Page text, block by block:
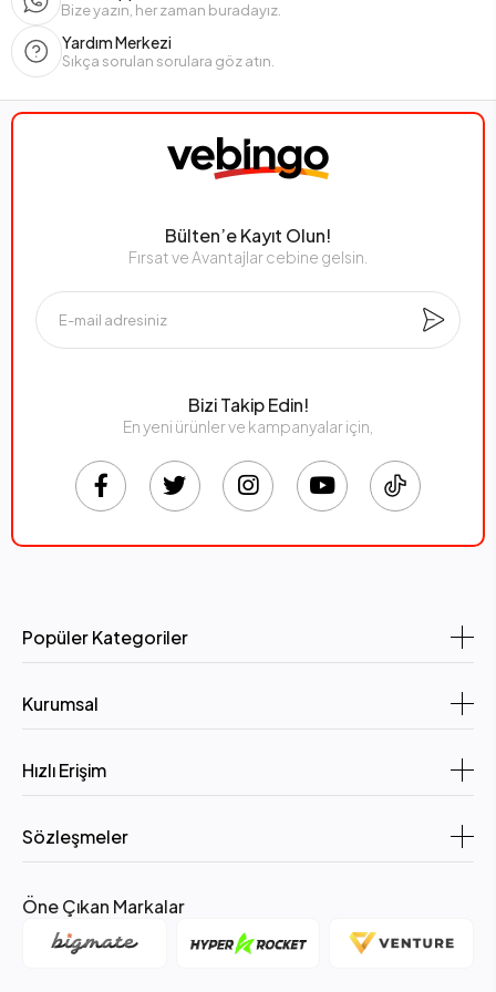
Bize yazın, her zaman buradayız.
Yardım Merkezi
Sıkça sorulan sorulara göz atın.
Bülten’e Kayıt Olun!
Fırsat ve Avantajlar cebine gelsin.
Bizi Takip Edin!
En yeni ürünler ve kampanyalar için,
Popüler Kategoriler
Kurumsal
Hızlı Erişim
Sözleşmeler
Öne Çıkan Markalar